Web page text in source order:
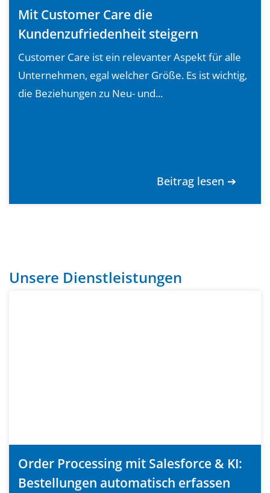
Mit Customer Care die
Kundenzufriedenheit steigern
Customer Care ist ein relevanter Aspekt für alle
Unternehmen, egal welcher Größe. Es ist wichtig,
die Beziehungen zu Neu- und...
Beitrag lesen ➔
Unsere Dienstleistungen
Order Processing mit Salesforce & KI:
Bestellungen automatisch erfassen